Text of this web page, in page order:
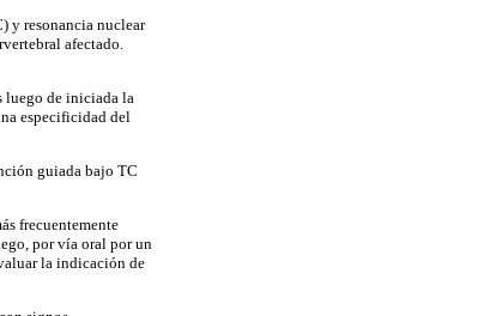
y resonancia nuclear
afectado.
luego de iniciada la
especificidad del
guiada bajo TC
frecuentemente
por vía oral por un
la indicación de